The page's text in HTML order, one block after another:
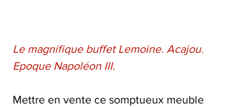
Le magnifique buffet Lemoine. Acajou.
Epoque Napoléon III.
Mettre en vente ce somptueux meuble